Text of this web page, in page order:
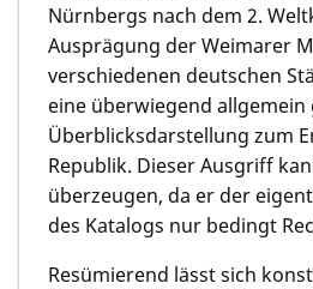
Nürnbergs nach dem 2.
Ausprägung der Weimarer
verschiedenen deutschen
eine überwiegend allgemein
Überblicksdarstellung zum
Republik. Dieser Ausgriff
überzeugen, da er der
des Katalogs nur bedingt
Resümierend lässt sich